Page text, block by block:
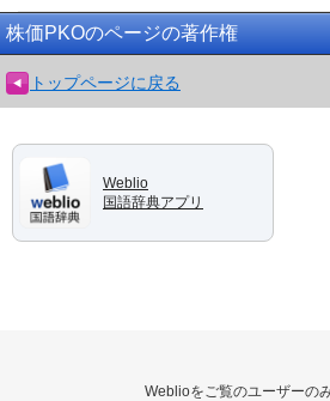
株価PKOのページの著作権
トップページに戻る
Weblio
国語辞典アプリ
Weblioをご覧のユーザーの